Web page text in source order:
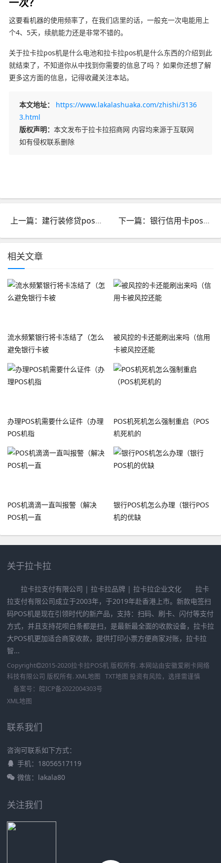
这要看机器的使用频率了，在我们店里的话，一般充一次电能用上
个4、5天，续航能力还是非常不错的。
关于拉卡拉pos机是什么电池和拉卡拉pos机是什么东西的介绍到此
就结束了，不知道你从中找到你需要的信息了吗 ？如果你还想了解
更多这方面的信息，记得收藏关注本站。
本文地址：
https://www.lakalashuaka.com/zhishi/3136
3.html
版权声明： 本文发布于拉卡拉招商网 内容均来源于互联网
如有侵权联系删除
上一篇：建行装修贷pos机刷不了余额不足_建行装修贷pos机刷不了余额不足怎么回事 下一篇：银行信用卡pos机怎么用_怎么办信用卡pos机
相关文章
流水频繁银行将卡冻结了（怎么
避免银行卡被
被风控的卡还能刷出来吗（信用
卡被风控还能
办理POS机需要什么证件（办理
POS机指
POS机死机怎么强制重启（POS
机死机的
POS机滴滴一直叫报警（解决
POS机一直
银行POS机怎么办理（银行POS
机的优缺
关于拉卡拉
拉卡拉支付有限公司 | 拉卡拉品牌 | 拉卡拉企业文化 拉卡
拉支付有限公司成立于2003年，于2019年赴香港上市。新款电签扫
码POS机是现在引领时代的新产品，支持：扫码、刷卡、闪付等支付
方式，并且支持花呗白条都是扫，是最新最全面的收款设备，拉卡拉
大POS机更加适合商家收款，提供打印小票方便商家对账，拉卡拉
智...
Copyright 2015-2020拉卡拉POS机 版权所有. 本网站由安徽爱刷卡网络
科技有限公司 版权所有. XML地图 TXT地图 投资有风险，选择需谨慎
备案号： 皖ICP备2022004303号
XML地图
联系我们
咨询可联系如下方式：
手机：18056517119
微信：lakala80
关注我们